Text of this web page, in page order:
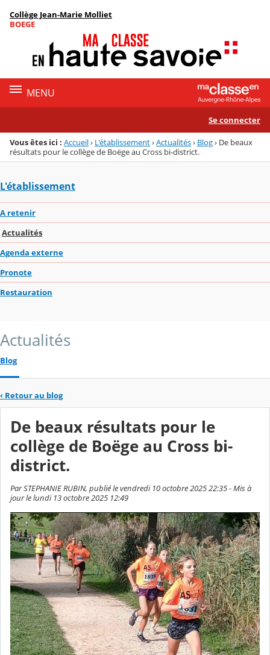
Menu de la rubrique
Contenu
Collège Jean-Marie Molliet
BOEGE
MENU
Se connecter
Vous êtes ici : Accueil› L'établissement›Actualités› Blog› De beaux
résultats pour le collège de Boëge au Cross bi-district.
L'établissement
A retenir
Actualités
Agenda externe
Pronote
Restauration
Actualités
Blog
‹ Retour au blog
De beaux résultats pour le
collège de Boëge au Cross bi-
district.
Par STEPHANIE RUBIN, publié le vendredi 10 octobre 2025 22:35 - Mis à
jour le lundi 13 octobre 2025 12:49